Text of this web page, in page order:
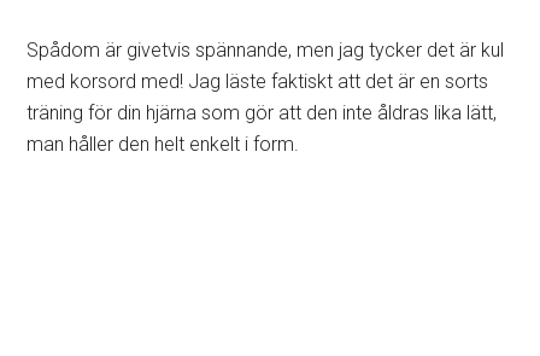
Spådom är givetvis spännande, men jag tycker det är kul
med korsord med! Jag läste faktiskt att det är en sorts
träning för din hjärna som gör att den inte åldras lika lätt,
man håller den helt enkelt i form.